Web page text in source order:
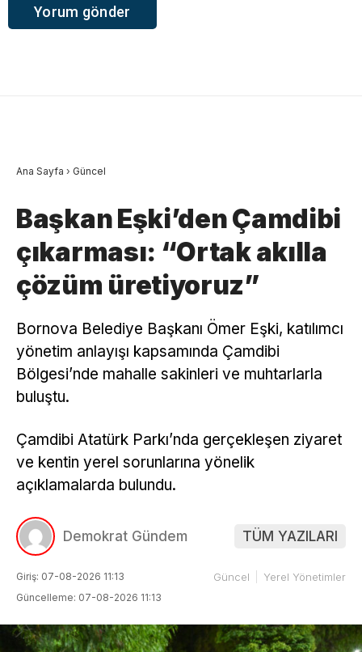
Ana Sayfa › Güncel
Başkan Eşki’den Çamdibi
çıkarması: “Ortak akılla
çözüm üretiyoruz”
Bornova Belediye Başkanı Ömer Eşki, katılımcı
yönetim anlayışı kapsamında Çamdibi
Bölgesi’nde mahalle sakinleri ve muhtarlarla
buluştu.
Çamdibi Atatürk Parkı’nda gerçekleşen ziyaret
ve kentin yerel sorunlarına yönelik
açıklamalarda bulundu.
Demokrat Gündem TÜM YAZILARI
Giriş: 07-08-2026 11:13
Güncelleme: 07-08-2026 11:13
Güncel Yerel Yönetimler